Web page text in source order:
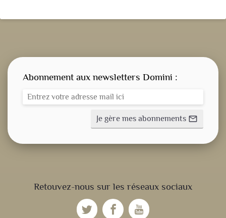
Retouvez-nous sur les réseaux sociaux
Abonnement aux newsletters Domini :
Je gère mes abonnements mail_outline